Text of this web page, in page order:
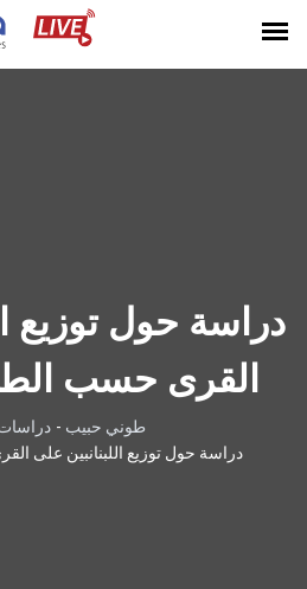
دراسة حول توزيع
القرى حسب
طوني حبيب - دراسات
دراسة حول توزيع اللبنانبين على